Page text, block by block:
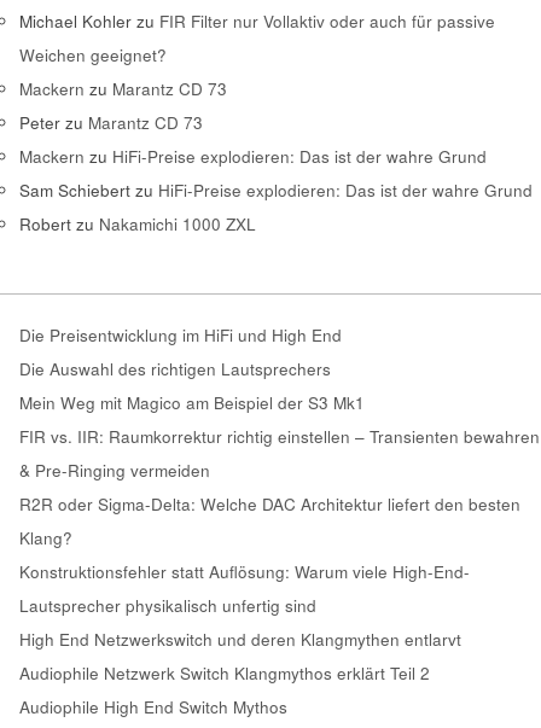
Michael Kohler zu FIR Filter nur Vollaktiv oder auch für passive
Weichen geeignet?
Mackern zu Marantz CD 73
Peter zu Marantz CD 73
Mackern zu HiFi-Preise explodieren: Das ist der wahre Grund
Sam Schiebert zu HiFi-Preise explodieren: Das ist der wahre Grund
Robert zu Nakamichi 1000 ZXL
Die Preisentwicklung im HiFi und High End
Die Auswahl des richtigen Lautsprechers
Mein Weg mit Magico am Beispiel der S3 Mk1
FIR vs. IIR: Raumkorrektur richtig einstellen – Transienten bewahren
& Pre-Ringing vermeiden
R2R oder Sigma-Delta: Welche DAC Architektur liefert den besten
Klang?
Konstruktionsfehler statt Auflösung: Warum viele High-End-
Lautsprecher physikalisch unfertig sind
High End Netzwerkswitch und deren Klangmythen entlarvt
Audiophile Netzwerk Switch Klangmythos erklärt Teil 2
Audiophile High End Switch Mythos